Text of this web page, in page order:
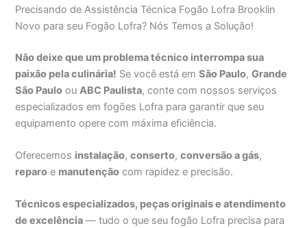
Precisando de Assistência Técnica Fogão Lofra Brooklin
Novo para seu Fogão Lofra? Nós Temos a Solução!
Não deixe que um problema técnico interrompa sua
paixão pela culinária! Se você está emSão Paulo,Grande
São Paulo ouABC Paulista, conte com nossos serviços
especializados em fogões Lofra para garantir que seu
equipamento opere com máxima eficiência.
Oferecemos instalação,conserto,conversão a gás,
reparo e manutenção com rapidez e precisão.
Técnicos especializados, peças originais e atendimento
de excelência — tudo o que seu fogão Lofra precisa para